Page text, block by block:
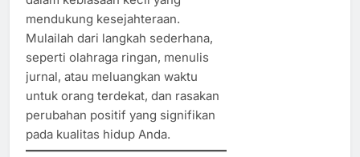
mendukung kesejahteraan.
Mulailah dari langkah sederhana,
seperti olahraga ringan, menulis
jurnal, atau meluangkan waktu
untuk orang terdekat, dan rasakan
perubahan positif yang signifikan
pada kualitas hidup Anda.